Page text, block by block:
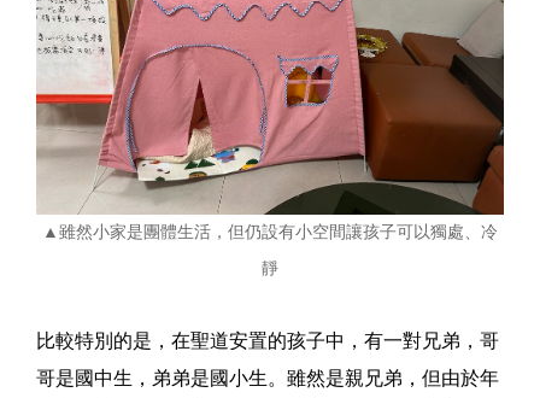
▲雖然小家是團體生活，但仍設有小空間讓孩子可以獨處、冷
靜
比較特別的是，在聖道安置的孩子中，有一對兄弟，哥
哥是國中生，弟弟是國小生。雖然是親兄弟，但由於年